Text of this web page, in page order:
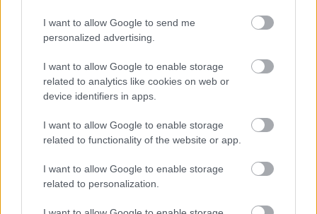
I want to allow Google to send me
personalized advertising.
I want to allow Google to enable storage
related to analytics like cookies on web or
device identifiers in apps.
I want to allow Google to enable storage
related to functionality of the website or app.
I want to allow Google to enable storage
related to personalization.
DONGÓ A ZENEAKADÉMIÁN
A bejegyzés trackback címe:
https://kulturpart.hu/api/trackback/id/7846772
A hozzászólások a vonatkozó jogszabályok
értelmében felhasználói tartalomnak
minősülnek, értük a
szolgáltatás technikai
Részletek a Felhasználási feltételekben adatvédelmi tájékoztatóban